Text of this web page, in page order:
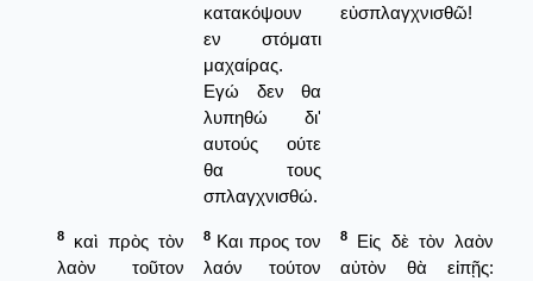
κατακόψουν
εν στόματι
μαχαίρας.
Εγώ δεν θα
λυπηθώ δι'
αυτούς ούτε
θα τους
σπλαγχνισθώ.
εὐσπλαγχνισθῶ!
8
καὶ πρὸς τὸν
λαὸν τοῦτον
8 Και προς τον
λαόν τούτον
8
Εἰς δὲ τὸν λαὸν
αὐτὸν θὰ εἰπῇς: